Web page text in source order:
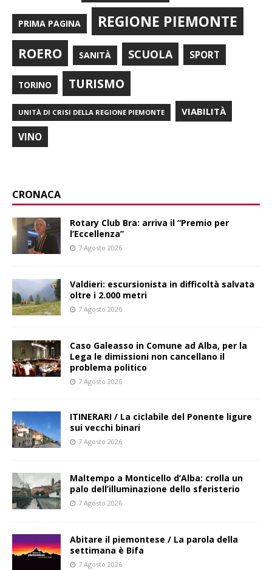
PRIMA PAGINA REGIONE PIEMONTE
ROERO SANITÀ SCUOLA SPORT
TORINO TURISMO
UNITÀ DI CRISI DELLA REGIONE PIEMONTE VIABILITÀ
VINO
CRONACA
Rotary Club Bra: arriva il “Premio per
l’Eccellenza”
7 Agosto 2026
Valdieri: escursionista in difficoltà salvata
oltre i 2.000 metri
7 Agosto 2026
Caso Galeasso in Comune ad Alba, per la
Lega le dimissioni non cancellano il
problema politico
7 Agosto 2026
ITINERARI / La ciclabile del Ponente ligure
sui vecchi binari
7 Agosto 2026
Maltempo a Monticello d’Alba: crolla un
palo dell’illuminazione dello sferisterio
7 Agosto 2026
Abitare il piemontese / La parola della
settimana è Bifa
7 Agosto 2026